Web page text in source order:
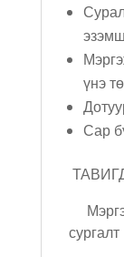
үнэ
Сар
сургалт